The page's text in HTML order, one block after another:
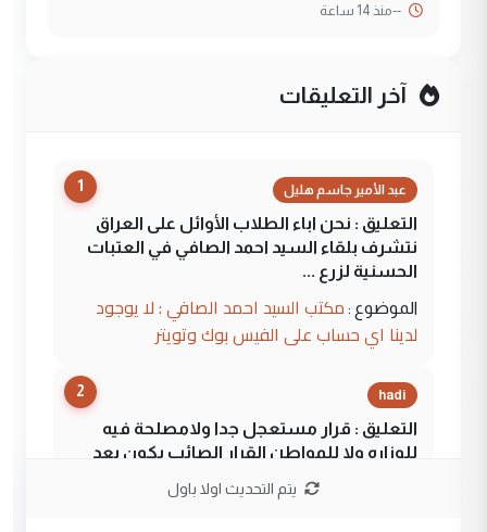
--منذ 14 ساعة
آخر التعليقات
1 عبد الأمير جاسم هليل
التعليق : نحن اباء الطلاب الأوائل على العراق
نتشرف بلقاء السيد احمد الصافي في العتبات
الحسنية لزرع ...
الموضوع : مكتب السيد احمد الصافي : لا يوجود
لدينا اي حساب على الفيس بوك وتويتر
2 hadi
التعليق : قرار مستعجل جدا ولامصلحة فيه
للوزاره ولا للمواطن القرار الصائب يكون بعد
يتم التحديث اولا باول